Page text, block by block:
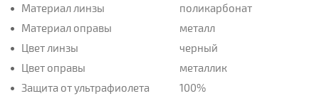
Материал линзы
поликарбонат
Материал оправы
металл
Цвет линзы
черный
Цвет оправы
металлик
Защита от ультрафиолета
100%